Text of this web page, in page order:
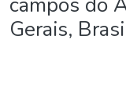
Gerais,